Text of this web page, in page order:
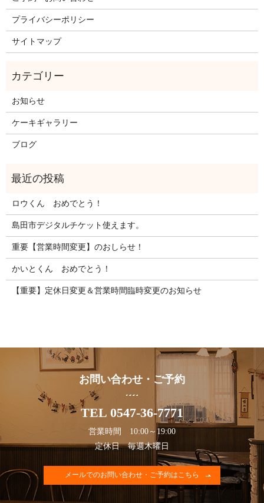
プライバシーポリシー
サイトマップ
お知らせ
ケーキギャラリー
ブログ
ロウくん おめでとう！
島田市デジタルチケット使えます。
重要【営業時間変更】のおしらせ！
かいとくん おめでとう！
【重要】定休日変更＆営業時間臨時変更のお知らせ
お問い合わせ・ご予約
TEL 0547-36-7771
営業時間 10:00～19:00
定休日 毎週木曜日
メールでのお問い合わせ・ご予約はこちら